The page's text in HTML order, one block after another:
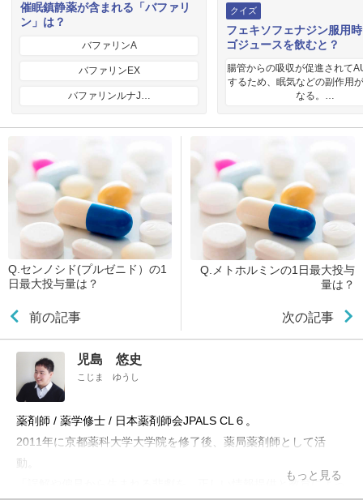
催眠鎮静薬が含まれる「バファリ
ン」は？
バファリンA
バファリンEX
バファリンルナJ…
クイズ
フェキソフェナジン服用
ゴジュースを飲むと？
腸管からの吸収が促進されて
するため、眠気などの副作用
なる。…
Q.センノシド(プルゼニド）の1
日最大投与量は？
前の記事
Q.メトホルミンの1日最大投与
量は？
次の記事
児島 悠史
こじま ゆうし
薬剤師 / 薬学修士 / 日本薬剤師会JPALS CL６。
2011年に京都薬科大学大学院を修了後、薬局薬剤師として活
動。
「誤解や偏見から生まれる悲劇を、正しい情報提供と教育によっ
もっと見る